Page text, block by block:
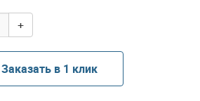
+
Заказать в 1 клик